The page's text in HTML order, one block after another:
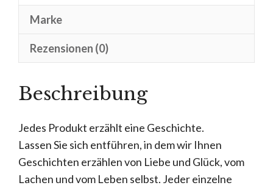
Marke
Rezensionen (0)
Beschreibung
Jedes Produkt erzählt eine Geschichte.
Lassen Sie sich entführen, in dem wir Ihnen
Geschichten erzählen von Liebe und Glück, vom
Lachen und vom Leben selbst. Jeder einzelne